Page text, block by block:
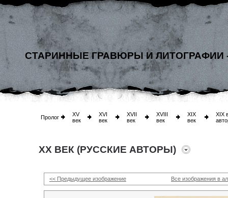
СТАРИННЫЕ ГРАВЮРЫ И ЛИТОГРАФИИ
Пролог
XV
век
XVI
век
XVII
век
XVIII
век
XIX
век
XIX
XX ВЕК (РУССКИЕ АВТОРЫ)
<< Предыдущее изображение Все изображения в